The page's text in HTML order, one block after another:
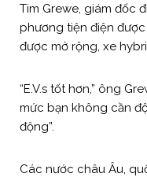
Tim Grewe, giám đốc
phương tiện điện
được mở rộng, xe
“E.V.s tốt hơn,” ông
mức bạn không cần
động”.
Các nước châu Âu,